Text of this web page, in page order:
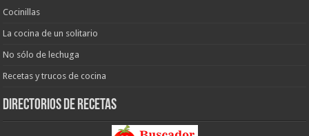
Cocinillas
La cocina de un solitario
No sólo de lechuga
Recetas y trucos de cocina
Directorios de recetas